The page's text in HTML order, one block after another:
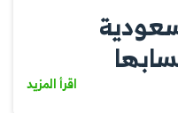
اقرأ المزيد